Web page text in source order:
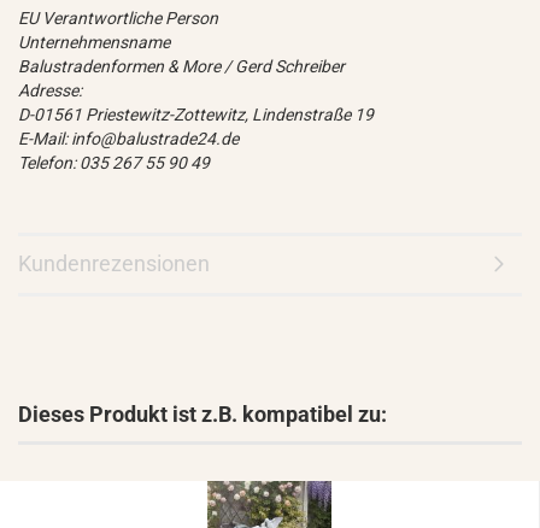
EU Verantwortliche Person
Unternehmensname
Balustradenformen & More / Gerd Schreiber
Adresse:
D-01561 Priestewitz-Zottewitz, Lindenstraße 19
E-Mail: info@balustrade24.de
Telefon: 035 267 55 90 49
Kundenrezensionen
Dieses Produkt ist z.B. kompatibel zu: